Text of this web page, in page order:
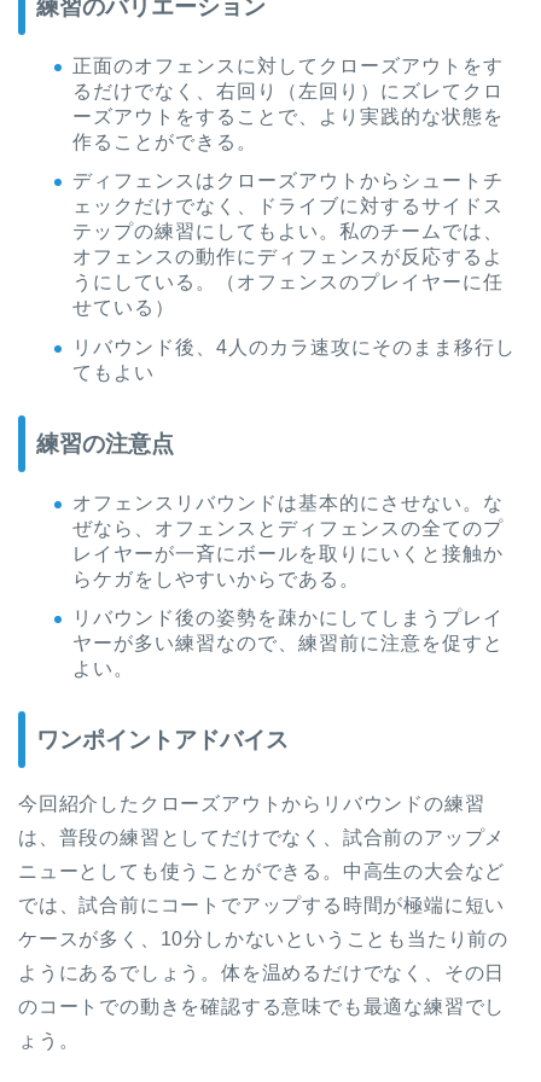
練習のバリエーション
正面のオフェンスに対してクローズアウトをす
るだけでなく、右回り（左回り）にズレてクロ
ーズアウトをすることで、より実践的な状態を
作ることができる。
ディフェンスはクローズアウトからシュートチ
ェックだけでなく、ドライブに対するサイドス
テップの練習にしてもよい。私のチームでは、
オフェンスの動作にディフェンスが反応するよ
うにしている。（オフェンスのプレイヤーに任
せている）
リバウンド後、4人のカラ速攻にそのまま移行し
てもよい
練習の注意点
オフェンスリバウンドは基本的にさせない。な
ぜなら、オフェンスとディフェンスの全てのプ
レイヤーが一斉にボールを取りにいくと接触か
らケガをしやすいからである。
リバウンド後の姿勢を疎かにしてしまうプレイ
ヤーが多い練習なので、練習前に注意を促すと
よい。
ワンポイントアドバイス
今回紹介したクローズアウトからリバウンドの練習
は、普段の練習としてだけでなく、試合前のアップメ
ニューとしても使うことができる。中高生の大会など
では、試合前にコートでアップする時間が極端に短い
ケースが多く、10分しかないということも当たり前の
ようにあるでしょう。体を温めるだけでなく、その日
のコートでの動きを確認する意味でも最適な練習でし
ょう。